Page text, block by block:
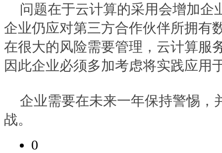
问题在于云计算的采用会增加企
企业仍应对第三方合作伙伴所拥有
在很大的风险需要管理，云计算服
因此企业必须多加考虑将实践应用
企业需要在未来一年保持警惕，
战。
0